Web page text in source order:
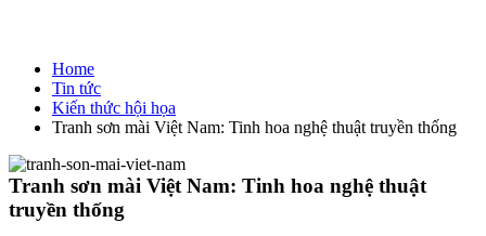
Home
Tin tức
Kiến thức hội họa
Tranh sơn mài Việt Nam: Tinh hoa nghệ thuật truyền thống
Tranh sơn mài Việt Nam: Tinh hoa nghệ thuật
truyền thống